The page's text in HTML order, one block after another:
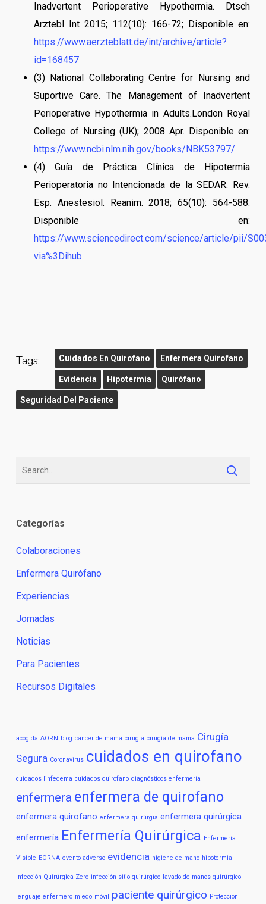
Inadvertent Perioperative Hypothermia. Dtsch
Arztebl Int 2015; 112(10): 166-72; Disponible en:
https://www.aerzteblatt.de/int/archive/article?
id=168457
(3) National Collaborating Centre for Nursing and
Suportive Care. The Management of Inadvertent
Perioperative Hypothermia in Adults.London Royal
College of Nursing (UK); 2008 Apr. Disponible en:
https://www.ncbi.nlm.nih.gov/books/NBK53797/
(4) Guía de Práctica Clínica de Hipotermia
Perioperatoria no Intencionada de la SEDAR. Rev.
Esp. Anestesiol. Reanim. 2018; 65(10): 564-588.
Disponible en:
https://www.sciencedirect.com/science/article/pii/
via%3Dihub
Tags: Cuidados En Quirofano Enfermera Quirofano
Evidencia Hipotermia Quirófano
Seguridad Del Paciente
Categorías
Colaboraciones
Enfermera Quirófano
Experiencias
Jornadas
Noticias
Para Pacientes
Recursos Digitales
acogida AORN blog cancer de mama cirugía cirugía de mama Cirugía
Segura Coronavirus cuidados en quirofano
cuidados linfedema cuidados quirofano diagnósticos enfermería
enfermera enfermera de quirofano
enfermera quirofano enfermera quirúrgia enfermera quirúrgica
enfermería Enfermería Quirúrgica Enfermería
Visible EORNA evento adverso evidencia higiene de mano hipotermia
Infección Quirúrgica Zero infección sitio quirúrgico lavado de manos quirúrgico
lenguaje enfermero miedo móvil paciente quirúrgico Protección